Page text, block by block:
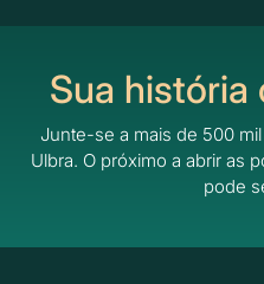
Sua história
Junte-se a mais de 500
Ulbra. O próximo a abrir as
pode